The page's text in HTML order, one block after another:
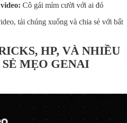
Cô gái mỉm cười với ai đó
tải chúng xuống và chia sẻ với bất
HP, VÀ NHIỀU
MẸO GENAI